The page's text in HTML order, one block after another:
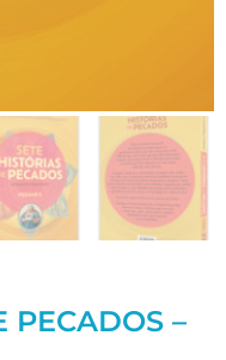
PECADOS –